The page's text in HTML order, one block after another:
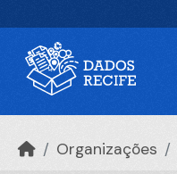
Organizações